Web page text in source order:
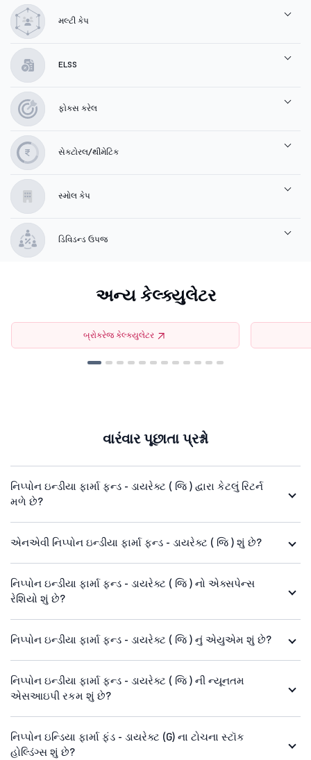
મલ્ટી કેપ
ELSS
ફોકસ કરેલ
સેક્ટોરલ/થીમેટિક
સ્મોલ કેપ
ડિવિડન્ડ ઉપજ
અન્ય કેલ્ક્યુલેટર
બ્રોકરેજ કેલ્ક્યુલેટર
વારંવાર પૂછાતા પ્રશ્નો
નિપ્પોન ઇન્ડીયા ફાર્મા ફન્ડ - ડાયરેક્ટ ( જિ ) દ્વારા કેટલું રિટર્ન
મળે છે?
એનએવી નિપ્પોન ઇન્ડીયા ફાર્મા ફન્ડ - ડાયરેક્ટ ( જિ ) શું છે?
નિપ્પોન ઇન્ડીયા ફાર્મા ફન્ડ - ડાયરેક્ટ ( જિ ) નો એક્સપેન્સ
રેશિયો શું છે?
નિપ્પોન ઇન્ડીયા ફાર્મા ફન્ડ - ડાયરેક્ટ ( જિ ) નું એયુએમ શું છે?
નિપ્પોન ઇન્ડીયા ફાર્મા ફન્ડ - ડાયરેક્ટ ( જિ ) ની ન્યૂનતમ
એસઆઇપી રકમ શું છે?
નિપ્પોન ઇન્ડિયા ફાર્મા ફંડ - ડાયરેક્ટ (G) ના ટોચના સ્ટૉક
હોલ્ડિંગ્સ શું છે?